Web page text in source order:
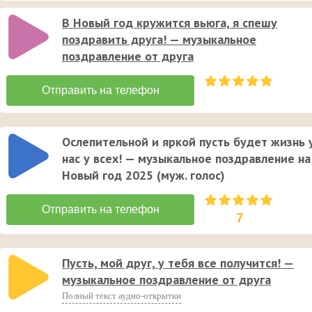
В Новый год кружится вьюга, я спешу
поздравить друга! — музыкальное
поздравление от друга
Ослепительной и яркой пусть будет жизнь
нас у всех! — музыкальное поздравление на
Новый год 2025 (муж. голос)
7
Пусть, мой друг, у тебя все получится! —
музыкальное поздравление от друга
Полный текст аудио-открытки